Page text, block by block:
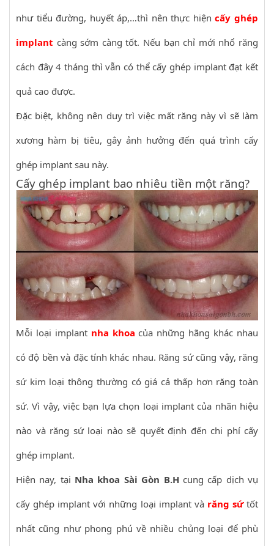
như tiểu đường, huyết áp,…thì nên thực hiệncấy ghép
implant càng sớm càng tốt. Nếu bạn chỉ mới nhổ răng
cách đây 4 tháng thì vẫn có thể cấy ghép implant đạt kết
quả cao được.
Đặc biệt, không nên duy trì việc mất răng này vì sẽ làm
xương hàm bị tiêu, gây ảnh hưởng đến quá trình cấy
ghép implant sau này.
Cấy ghép implant bao nhiêu tiền một răng?
Mỗi loại implant nha khoa của những hãng khác nhau
có độ bền và đặc tính khác nhau. Răng sứ cũng vậy, răng
sứ kim loại thông thường có giá cả thấp hơn răng toàn
sứ. Vì vậy, việc bạn lựa chọn loại implant của nhãn hiệu
nào và răng sứ loại nào sẽ quyết định đến chi phí cấy
ghép implant.
Hiện nay, tại Nha khoa Sài Gòn B.Hcung cấp dịch vụ
cấy ghép implant với những loại implant và răng sứtốt
nhất cũng như phong phú về nhiều chủng loại để phù